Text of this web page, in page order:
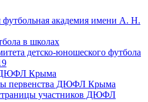
академия имени А. Н.
в школах
детско-юношеского футбола
Крыма
первенства ДЮФЛ Крыма
участников ДЮФЛ